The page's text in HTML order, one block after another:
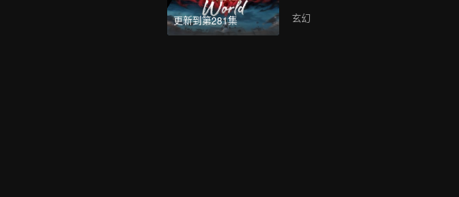
更新到第281集 玄幻